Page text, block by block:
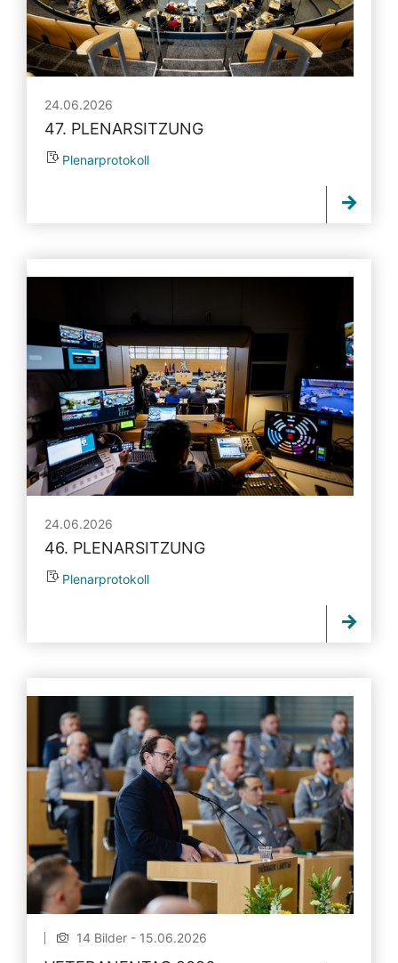
24.06.2026
47. PLENARSITZUNG
Plenarprotokoll
24.06.2026
46. PLENARSITZUNG
Plenarprotokoll
14 Bilder - 15.06.2026